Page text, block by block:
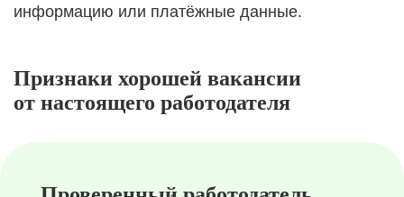
информацию или платёжные данные.
Признаки хорошей вакансии
от настоящего работодателя